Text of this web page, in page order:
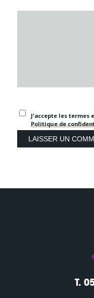
J'accepte les termes
Politique de
T.